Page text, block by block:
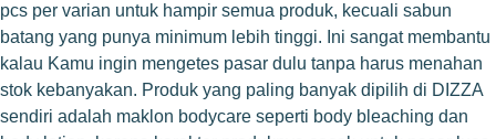
pcs per varian untuk hampir semua produk, kecuali sabun
batang yang punya minimum lebih tinggi. Ini sangat membantu
kalau Kamu ingin mengetes pasar dulu tanpa harus menahan
stok kebanyakan. Produk yang paling banyak dipilih di DIZZA
sendiri adalah maklon bodycare seperti body bleaching dan